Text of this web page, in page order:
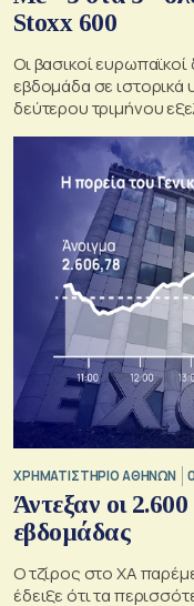
Stoxx 600
Οι βασικοί
εβδομάδα σε
δεύτερου τριμήνου
XΡΗΜΑΤΙΣΤΗΡΙΟ ΑΘΗΝΩΝ
Άντεξαν οι
εβδομάδας
Ο τζίρος στο ΧΑ
έδειξε ότι τα